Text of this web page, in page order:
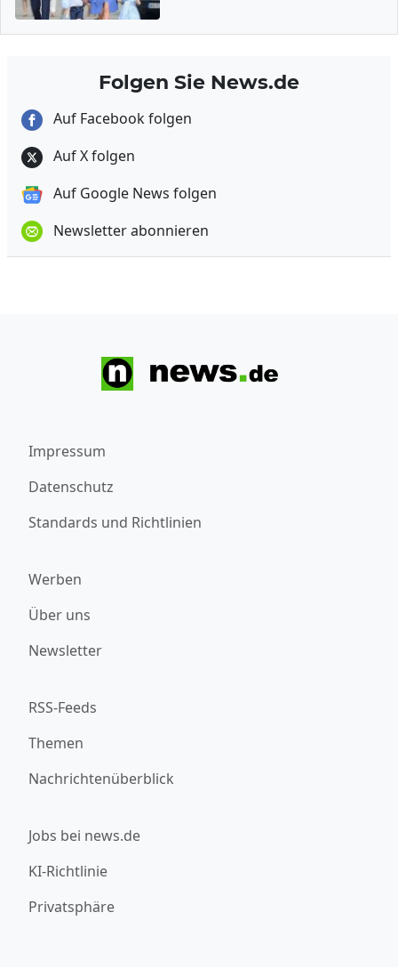
Folgen Sie News.de
Auf Facebook folgen
Auf X folgen
Auf Google News folgen
Newsletter abonnieren
Impressum
Datenschutz
Standards und Richtlinien
Werben
Über uns
Newsletter
RSS-Feeds
Themen
Nachrichtenüberblick
Jobs bei news.de
KI-Richtlinie
Privatsphäre